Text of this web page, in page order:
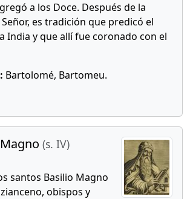
a los Doce. Después de la
es tradición que predicó el
India y que allí fue coronado con el
Bartolomé, Bartomeu.
(s. IV)
santos Basilio Magno
obispos y